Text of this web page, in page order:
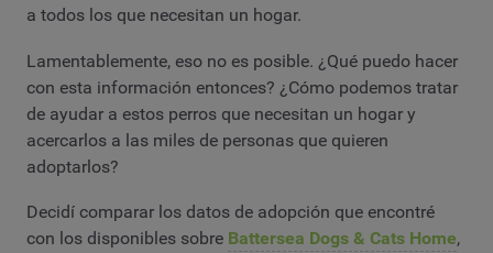
a todos los que necesitan un hogar.
Lamentablemente, eso no es posible. ¿Qué puedo hacer
con esta información entonces? ¿Cómo podemos tratar
de ayudar a estos perros que necesitan un hogar y
acercarlos a las miles de personas que quieren
adoptarlos?
Decidí comparar los datos de adopción que encontré
con los disponibles sobre Battersea Dogs & Cats Home,